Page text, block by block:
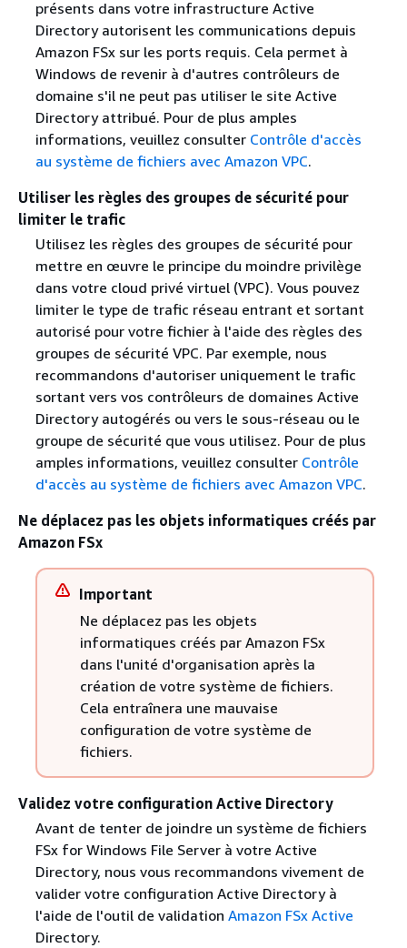
présents dans votre infrastructure Active
Directory autorisent les communications depuis
Amazon FSx sur les ports requis. Cela permet à
Windows de revenir à d'autres contrôleurs de
domaine s'il ne peut pas utiliser le site Active
Directory attribué. Pour de plus amples
informations, veuillez consulter Contrôle d'accès
au système de fichiers avec Amazon VPC.
Utiliser les règles des groupes de sécurité pour
limiter le trafic
Utilisez les règles des groupes de sécurité pour
mettre en œuvre le principe du moindre privilège
dans votre cloud privé virtuel (VPC). Vous pouvez
limiter le type de trafic réseau entrant et sortant
autorisé pour votre fichier à l'aide des règles des
groupes de sécurité VPC. Par exemple, nous
recommandons d'autoriser uniquement le trafic
sortant vers vos contrôleurs de domaines Active
Directory autogérés ou vers le sous-réseau ou le
groupe de sécurité que vous utilisez. Pour de plus
amples informations, veuillez consulter Contrôle
d'accès au système de fichiers avec Amazon VPC.
Ne déplacez pas les objets informatiques créés par
Amazon FSx
Important
Ne déplacez pas les objets
informatiques créés par Amazon FSx
dans l'unité d'organisation après la
création de votre système de fichiers.
Cela entraînera une mauvaise
configuration de votre système de
fichiers.
Validez votre configuration Active Directory
Avant de tenter de joindre un système de fichiers
FSx for Windows File Server à votre Active
Directory, nous vous recommandons vivement de
valider votre configuration Active Directory à
l'aide de l'outil de validation Amazon FSx Active
Directory.